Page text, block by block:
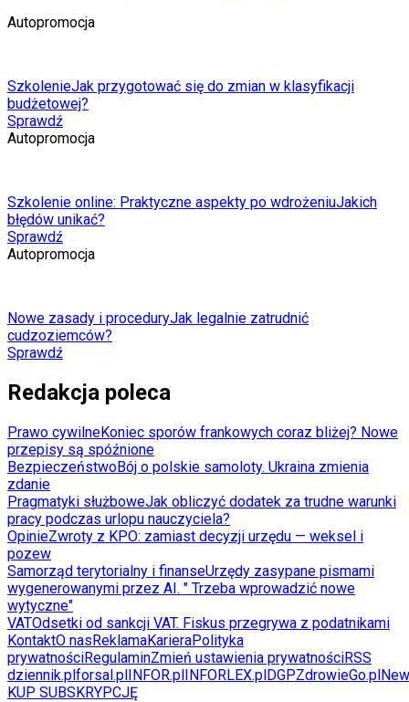
Autopromocja
SzkolenieJak przygotować się do zmian w klasyfikacji
budżetowej?
Sprawdź
Autopromocja
Szkolenie online: Praktyczne aspekty po wdrożeniuJakich
błędów unikać?
Sprawdź
Autopromocja
Nowe zasady i proceduryJak legalnie zatrudnić
cudzoziemców?
Sprawdź
Redakcja poleca
Prawo cywilneKoniec sporów frankowych coraz bliżej? Nowe
przepisy są spóźnione
BezpieczeństwoBój o polskie samoloty. Ukraina zmienia
zdanie
Pragmatyki służboweJak obliczyć dodatek za trudne warunki
pracy podczas urlopu nauczyciela?
OpinieZwroty z KPO: zamiast decyzji urzędu — weksel i
pozew
Samorząd terytorialny i finanseUrzędy zasypane pismami
wygenerowanymi przez AI. " Trzeba wprowadzić nowe
wytyczne"
VATOdsetki od sankcji VAT. Fiskus przegrywa z podatnikami
KontaktO nasReklamaKarieraPolityka
prywatnościRegulaminZmień ustawienia prywatnościRSS
dziennik.plforsal.plINFOR.plINFORLEX.plDGPZdrowieGo.pl
KUP SUBSKRYPCJĘ